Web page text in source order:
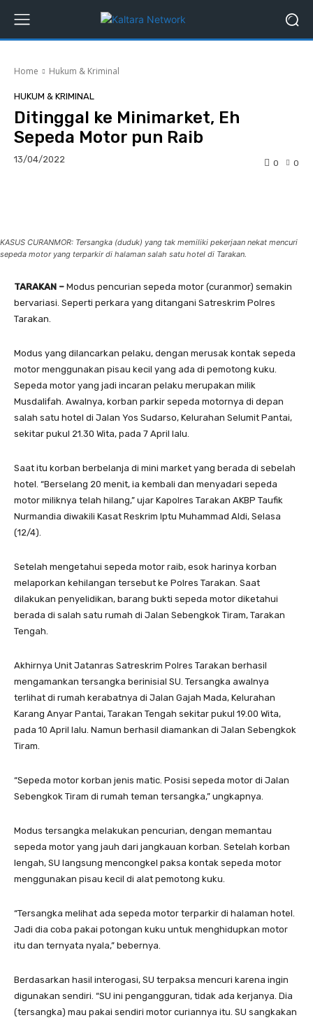
Home Hukum & Kriminal
HUKUM & KRIMINAL
Ditinggal ke Minimarket, Eh
Sepeda Motor pun Raib
13/04/2022 0
0
KASUS CURANMOR: Tersangka (duduk) yang tak memiliki pekerjaan nekat mencuri
sepeda motor yang terparkir di halaman salah satu hotel di Tarakan.
TARAKAN – Modus pencurian sepeda motor (curanmor) semakin
bervariasi. Seperti perkara yang ditangani Satreskrim Polres
Tarakan.
Modus yang dilancarkan pelaku, dengan merusak kontak sepeda
motor menggunakan pisau kecil yang ada di pemotong kuku.
Sepeda motor yang jadi incaran pelaku merupakan milik
Musdalifah. Awalnya, korban parkir sepeda motornya di depan
salah satu hotel di Jalan Yos Sudarso, Kelurahan Selumit Pantai,
sekitar pukul 21.30 Wita, pada 7 April lalu.
Saat itu korban berbelanja di mini market yang berada di sebelah
hotel. “Berselang 20 menit, ia kembali dan menyadari sepeda
motor miliknya telah hilang,” ujar Kapolres Tarakan AKBP Taufik
Nurmandia diwakili Kasat Reskrim Iptu Muhammad Aldi, Selasa
(12/4).
Setelah mengetahui sepeda motor raib, esok harinya korban
melaporkan kehilangan tersebut ke Polres Tarakan. Saat
dilakukan penyelidikan, barang bukti sepeda motor diketahui
berada di salah satu rumah di Jalan Sebengkok Tiram, Tarakan
Tengah.
Akhirnya Unit Jatanras Satreskrim Polres Tarakan berhasil
mengamankan tersangka berinisial SU. Tersangka awalnya
terlihat di rumah kerabatnya di Jalan Gajah Mada, Kelurahan
Karang Anyar Pantai, Tarakan Tengah sekitar pukul 19.00 Wita,
pada 10 April lalu. Namun berhasil diamankan di Jalan Sebengkok
Tiram.
“Sepeda motor korban jenis matic. Posisi sepeda motor di Jalan
Sebengkok Tiram di rumah teman tersangka,” ungkapnya.
Modus tersangka melakukan pencurian, dengan memantau
sepeda motor yang jauh dari jangkauan korban. Setelah korban
lengah, SU langsung mencongkel paksa kontak sepeda motor
menggunakan pisau kecil di alat pemotong kuku.
“Tersangka melihat ada sepeda motor terparkir di halaman hotel.
Jadi dia coba pakai potongan kuku untuk menghidupkan motor
itu dan ternyata nyala,” bebernya.
Berdasarkan hasil interogasi, SU terpaksa mencuri karena ingin
digunakan sendiri. “SU ini pengangguran, tidak ada kerjanya. Dia
(tersangka) mau pakai sendiri motor curiannya itu. SU sangkakan